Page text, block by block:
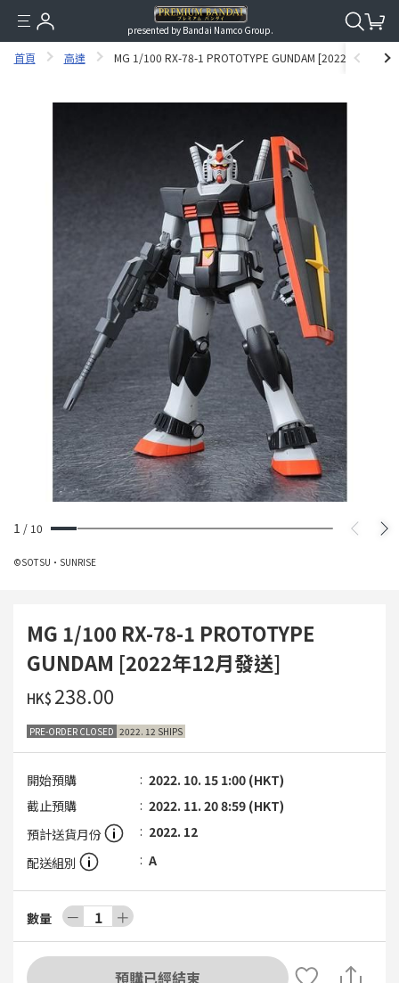
presented by Bandai Namco Group.
首頁 高達 MG 1/100 RX-78-1 PROTOTYPE GUNDAM [2022年12月發
1 / 10
©SOTSU・SUNRISE
MG 1/100 RX-78-1 PROTOTYPE
GUNDAM [2022年12月發送]
HK$ ‌238.00
PRE-ORDER CLOSED 2022. 12 SHIPS
開始預購
2022. 10. 15 1:00 (HKT)
截止預購
2022. 11. 20 8:59 (HKT)
預計送貨月份
2022. 12
配送組別
A
數量 － 1 ＋
預購已經結束